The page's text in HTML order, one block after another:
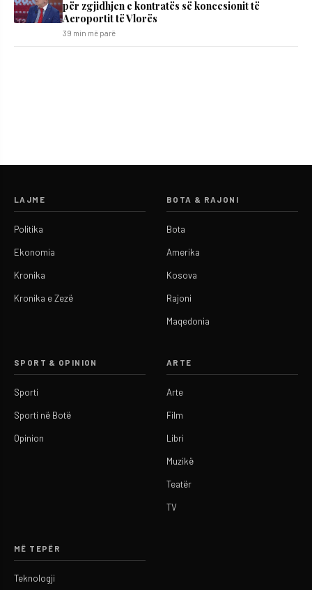
për zgjidhjen e kontratës së koncesionit të
Aeroportit të Vlorës
39 min më parë
LAJME
Politika
Ekonomia
Kronika
Kronika e Zezë
BOTA & RAJONI
Bota
Amerika
Kosova
Rajoni
Maqedonia
SPORT & OPINION
Sporti
Sporti në Botë
Opinion
ARTE
Arte
Film
Libri
Muzikë
Teatër
TV
MË TEPËR
Teknologji